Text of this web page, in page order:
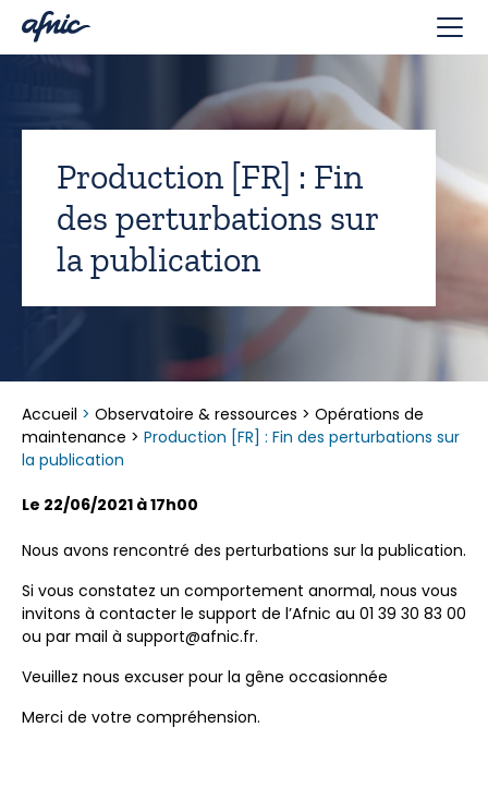
Production [FR] : Fin
des perturbations sur
la publication
Accueil > Observatoire & ressources > Opérations de
maintenance > Production [FR] : Fin des perturbations sur
la publication
Le 22/06/2021 à 17h00
Nous avons rencontré des perturbations sur la publication.
Si vous constatez un comportement anormal, nous vous
invitons à contacter le support de l’Afnic au 01 39 30 83 00
ou par mail à support@afnic.fr.
Veuillez nous excuser pour la gêne occasionnée
Merci de votre compréhension.
Panneau de gestion des cookies